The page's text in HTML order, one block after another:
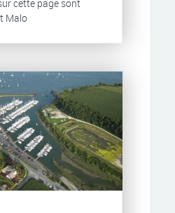
cette page sont
Malo